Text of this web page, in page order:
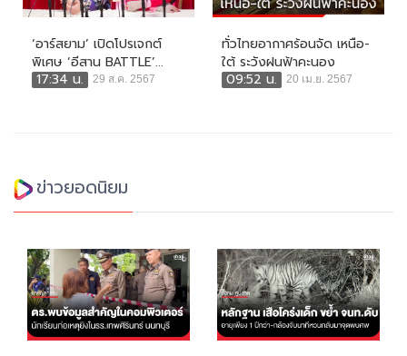
‘อาร์สยาม’ เปิดโปรเจกต์
พิเศษ ‘อีสาน BATTLE’...
17:34 น.
29 ส.ค. 2567
ทั่วไทยอากาศร้อนจัด เหนือ-
ใต้ ระวังฝนฟ้าคะนอง
09:52 น.
20 เม.ย. 2567
ข่าวยอดนิยม